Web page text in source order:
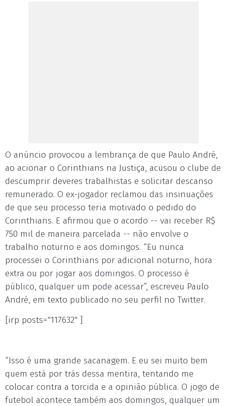
O anúncio provocou a lembrança de que Paulo André,
ao acionar o Corinthians na Justiça, acusou o clube de
descumprir deveres trabalhistas e solicitar descanso
remunerado. O ex-jogador reclamou das insinuações
de que seu processo teria motivado o pedido do
Corinthians. E afirmou que o acordo -- vai receber R$
750 mil de maneira parcelada -- não envolve o
trabalho noturno e aos domingos. “Eu nunca
processei o Corinthians por adicional noturno, hora
extra ou por jogar aos domingos. O processo é
público, qualquer um pode acessar”, escreveu Paulo
André, em texto publicado no seu perfil no Twitter.
[irp posts="117632" ]
“Isso é uma grande sacanagem. E eu sei muito bem
quem está por trás dessa mentira, tentando me
colocar contra a torcida e a opinião pública. O jogo de
futebol acontece também aos domingos, qualquer um